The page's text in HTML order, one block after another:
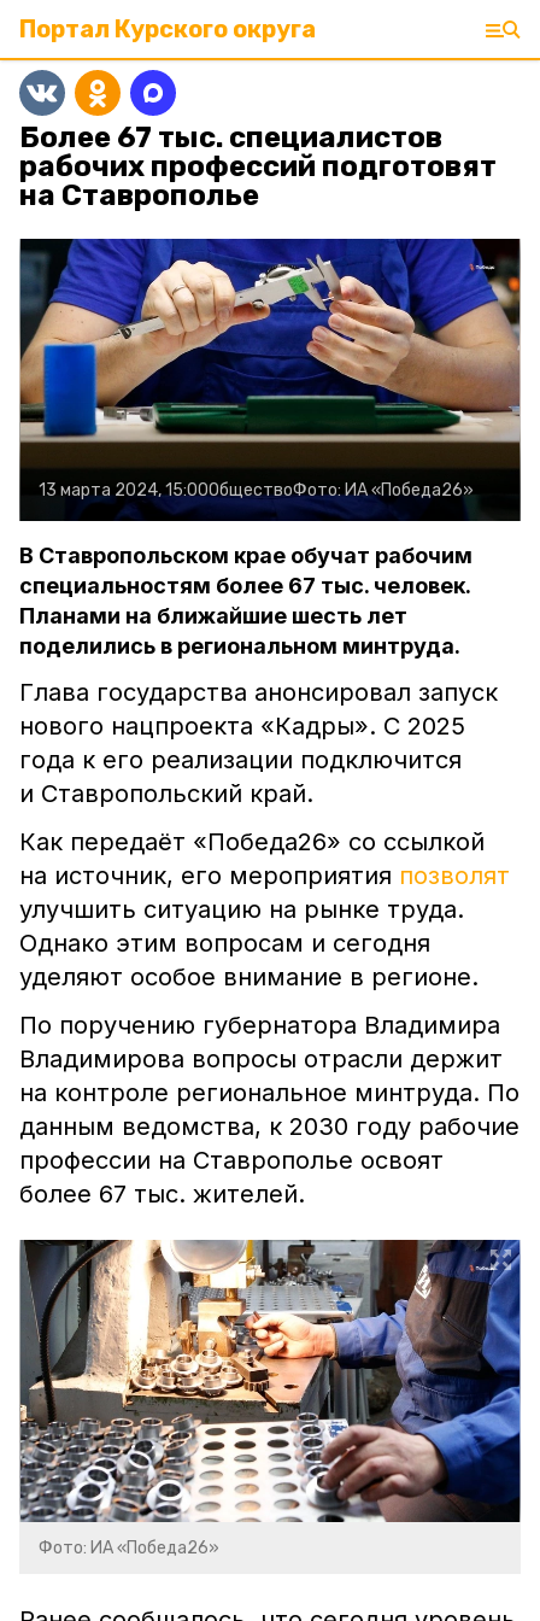
Портал Курского округа
Более 67 тыс. специалистов
рабочих профессий подготовят
на Ставрополье
13 марта 2024, 15:00ОбществоФото:ИА «Победа26»
В Ставропольском крае обучат рабочим
специальностям более 67 тыс. человек.
Планами на ближайшие шесть лет
поделились в региональном минтруда.
Глава государства анонсировал запуск
нового нацпроекта «Кадры». С 2025
года к его реализации подключится
и Ставропольский край.
Как передаёт «Победа26» со ссылкой
на источник, его мероприятия позволят
улучшить ситуацию на рынке труда.
Однако этим вопросам и сегодня
уделяют особое внимание в регионе.
По поручению губернатора Владимира
Владимирова вопросы отрасли держит
на контроле региональное минтруда. По
данным ведомства, к 2030 году рабочие
профессии на Ставрополье освоят
более 67 тыс. жителей.
Фото: ИА «Победа26»